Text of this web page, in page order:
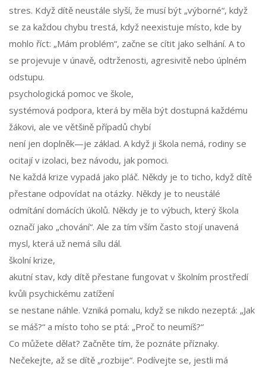
stres. Když dítě neustále slyší, že musí být „výborné“, když
se za každou chybu trestá, když neexistuje místo, kde by
mohlo říct: „Mám problém“, začne se cítit jako selhání. A to
se projevuje v únavě, odtrženosti, agresivitě nebo úplném
odstupu.
psychologická pomoc ve škole,
systémová podpora, která by měla být dostupná každému
žákovi, ale ve většině případů chybí
není jen doplněk—je základ. A když ji škola nemá, rodiny se
ocitají v izolaci, bez návodu, jak pomoci.
Ne každá krize vypadá jako pláč. Někdy je to ticho, když dítě
přestane odpovídat na otázky. Někdy je to neustálé
odmítání domácích úkolů. Někdy je to výbuch, který škola
označí jako „chování“. Ale za tím vším často stojí unavená
mysl, která už nemá sílu dál.
školní krize,
akutní stav, kdy dítě přestane fungovat v školním prostředí
kvůli psychickému zatížení
se nestane náhle. Vzniká pomalu, když se nikdo nezeptá: „Jak
se máš?“ a místo toho se ptá: „Proč to neumíš?“
Co můžete dělat? Začněte tím, že poznáte příznaky.
Nečekejte, až se dítě „rozbije“. Podívejte se, jestli má